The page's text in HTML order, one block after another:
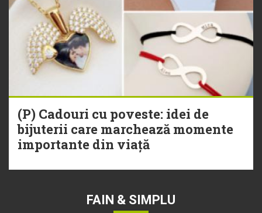
(P) Cadouri cu poveste: idei de
bijuterii care marchează momente
importante din viață
FAIN & SIMPLU